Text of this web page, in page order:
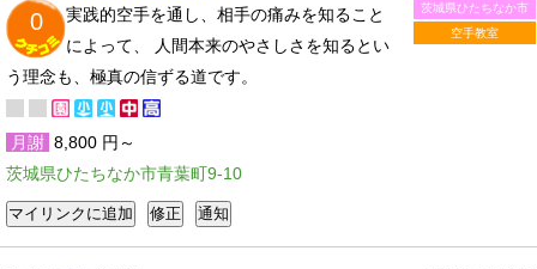
茨城県ひたちなか市
空手教室
0
実践的空手を通し、相手の痛みを知ること
によって、 人間本来のやさしさを知るとい
う理念も、極真の信ずる道です。
月謝 8,800 円～
茨城県ひたちなか市青葉町9-10